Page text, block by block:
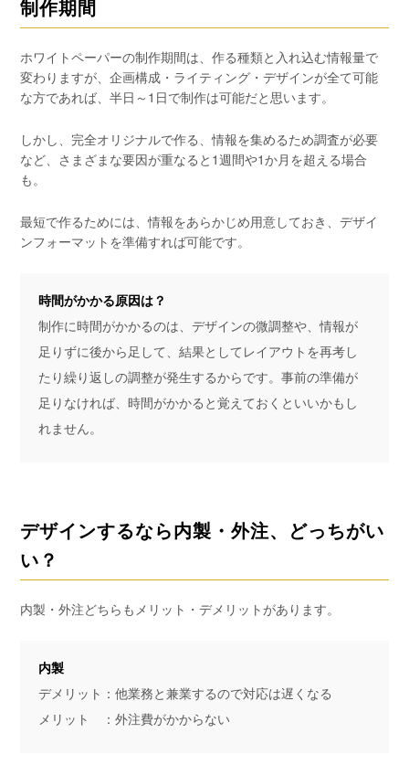
制作期間
ホワイトペーパーの制作期間は、作る種類と入れ込む情報量で
変わりますが、企画構成・ライティング・デザインが全て可能
な方であれば、半日～1日で制作は可能だと思います。
しかし、完全オリジナルで作る、情報を集めるため調査が必要
など、さまざまな要因が重なると1週間や1か月を超える場合
も。
最短で作るためには、情報をあらかじめ用意しておき、デザイ
ンフォーマットを準備すれば可能です。
時間がかかる原因は？
制作に時間がかかるのは、デザインの微調整や、情報が
足りずに後から足して、結果としてレイアウトを再考し
たり繰り返しの調整が発生するからです。事前の準備が
足りなければ、時間がかかると覚えておくといいかもし
れません。
デザインするなら内製・外注、どっちがい
い？
内製・外注どちらもメリット・デメリットがあります。
内製
デメリット：他業務と兼業するので対応は遅くなる
メリット ：外注費がかからない